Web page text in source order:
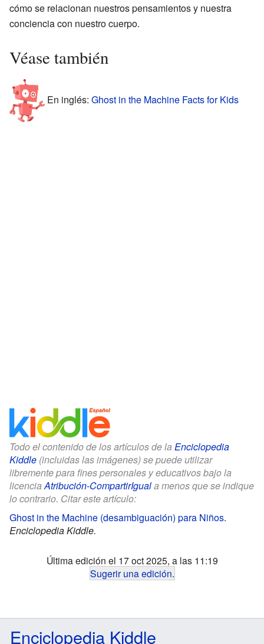
cómo se relacionan nuestros pensamientos y nuestra
conciencia con nuestro cuerpo.
Véase también
En inglés: Ghost in the Machine Facts for Kids
Todo el contenido de los artículos de la Enciclopedia
Kiddle (incluidas las imágenes) se puede utilizar
libremente para fines personales y educativos bajo la
licenciaAtribución-CompartirIguala menos que se indique
lo contrario. Citar este artículo:
Ghost in the Machine (desambiguación) para Niños.
Enciclopedia Kiddle.
Última edición el 17 oct 2025, a las 11:19
Sugerir una edición.
Enciclopedia Kiddle